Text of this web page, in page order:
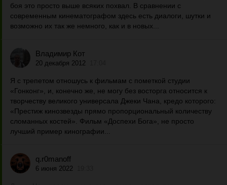
боя это просто выше всяких похвал. В сравнении с
современным кинематографом здесь есть диалоги, шутки и
возможно их так же немного, как и в новых...
Владимир Кот
20 декабря 2012
Я с трепетом отношусь к фильмам с пометкой студии
«Гонконг», и, конечно же, не могу без восторга относится к
творчеству великого универсала Джеки Чана, кредо которого:
«Престиж кинозвезды прямо пропорциональный количеству
сломанных костей». Фильм «Доспехи Бога», не просто
лучший пример кинографии...
q.r0manoff
6 июня 2022